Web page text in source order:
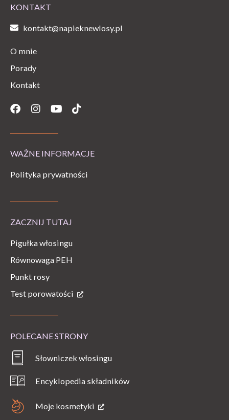
KONTAKT
kontakt@napieknewlosy.pl
O mnie
Porady
Kontakt
Facebook
Instagram
YoutubeTiktok
WAŻNE INFORMACJE
Polityka prywatności
ZACZNIJ TUTAJ
Pigułka włosingu
Równowaga PEH
Punkt rosy
Test porowatości
POLECANE STRONY
Słowniczek włosingu
Encyklopedia składników
Moje kosmetyki